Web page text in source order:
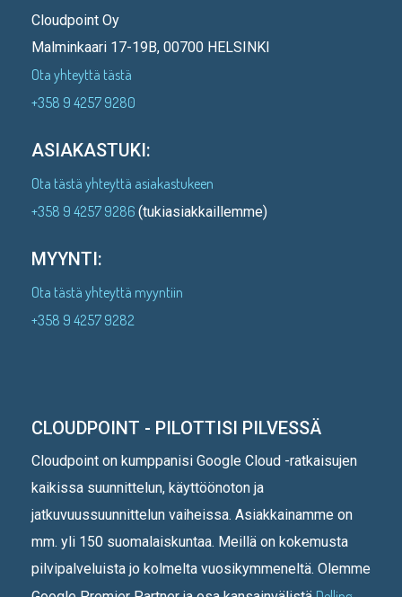
Cloudpoint Oy
Malminkaari 17-19B, 00700 HELSINKI
Ota yhteyttä tästä
+358 9 4257 9280
ASIAKASTUKI:
Ota tästä yhteyttä asiakastukeen
+358 9 4257 9286 (tukiasiakkaillemme)
MYYNTI:
Ota tästä yhteyttä myyntiin
+358 9 4257 9282
CLOUDPOINT - PILOTTISI PILVESSÄ
Cloudpoint on kumppanisi Google Cloud -ratkaisujen
kaikissa suunnittelun, käyttöönoton ja
jatkuvuussuunnittelun vaiheissa. Asiakkainamme on
mm. yli 150 suomalaiskuntaa. Meillä on kokemusta
pilvipalveluista jo kolmelta vuosikymmeneltä. Olemme